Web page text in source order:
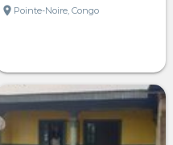
location_on Pointe-Noire, Congo